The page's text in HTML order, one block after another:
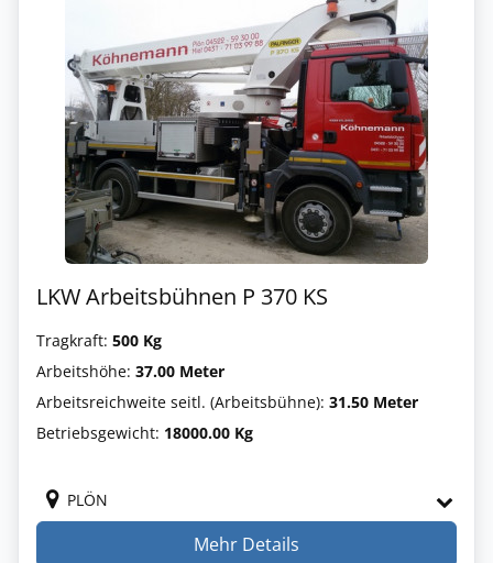
LKW Arbeitsbühnen P 370 KS
Tragkraft: 500 Kg
Arbeitshöhe: 37.00 Meter
Arbeitsreichweite seitl. (Arbeitsbühne): 31.50 Meter
Betriebsgewicht: 18000.00 Kg
PLÖN
Mehr Details